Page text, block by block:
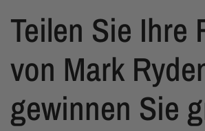
Teilen Sie Ihre
von Mark
gewinnen Sie